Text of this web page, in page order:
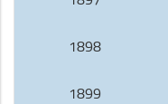
1898
1899